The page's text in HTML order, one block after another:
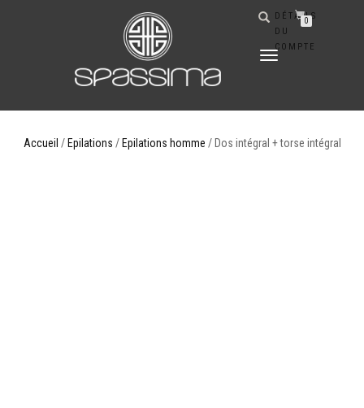
DÉPLIER
DÉTAILS
DU
COMPTE
0
Accueil / Epilations / Epilations homme / Dos intégral + torse intégral